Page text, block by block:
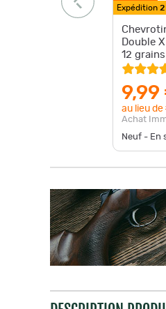
Expédition 2
Double
12
9,99
au lieu de
Achat
Neuf - En